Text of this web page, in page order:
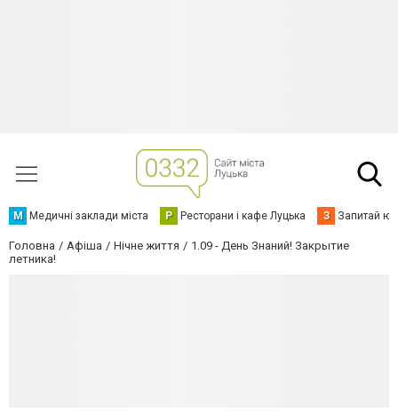
М Медичні заклади міста Р Ресторани і кафе Луцька З Запитай
Головна Афіша Нічне життя
1.09 - День Знаний! Закрытие
летника!